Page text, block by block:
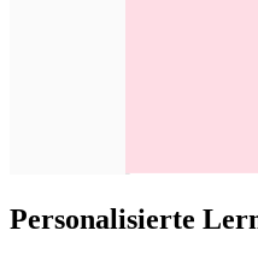
Personalisierte